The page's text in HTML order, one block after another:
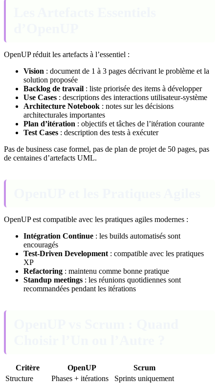
OpenUP réduit les artefacts à l’essentiel :
Vision : document de 1 à 3 pages décrivant le problème et la
solution proposée
Backlog de travail : liste priorisée des items à développer
Use Cases : descriptions des interactions utilisateur-système
Architecture Notebook : notes sur les décisions
architecturales importantes
Plan d’itération : objectifs et tâches de l’itération courante
Test Cases : description des tests à exécuter
Pas de business case formel, pas de plan de projet de 50 pages, pas
de centaines d’artefacts UML.
OpenUP est compatible avec les pratiques agiles modernes :
Intégration Continue : les builds automatisés sont
encouragés
Test-Driven Development : compatible avec les pratiques
XP
Refactoring : maintenu comme bonne pratique
Standup meetings : les réunions quotidiennes sont
recommandées pendant les itérations
Critère OpenUP
Scrum
Structure
Phases + itérations Sprints uniquement